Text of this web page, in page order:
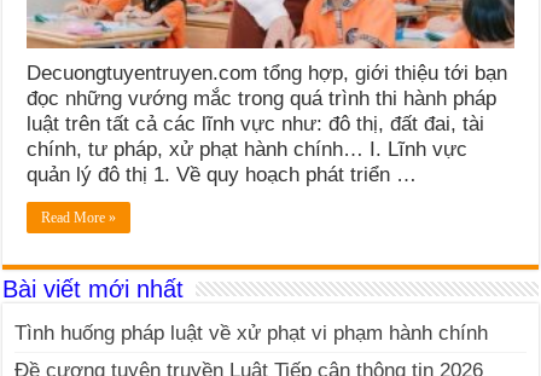
Decuongtuyentruyen.com tổng hợp, giới thiệu tới bạn
đọc những vướng mắc trong quá trình thi hành pháp
luật trên tất cả các lĩnh vực như: đô thị, đất đai, tài
chính, tư pháp, xử phạt hành chính… I. Lĩnh vực
quản lý đô thị 1. Về quy hoạch phát triển …
Read More »
Bài viết mới nhất
Tình huống pháp luật về xử phạt vi phạm hành chính
Đề cương tuyên truyền Luật Tiếp cận thông tin 2026